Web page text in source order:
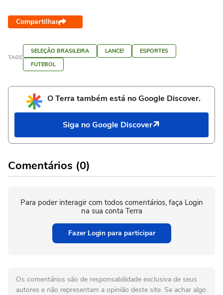
Compartilhar
TAGS
SELEÇÃO BRASILEIRA LANCE!
ESPORTES
FUTEBOL
O Terra também está no Google Discover.
Siga no Google Discover
Comentários (0)
Para poder interagir com todos comentários, faça Login
na sua conta Terra
Fazer Login para participar
Os comentários são de responsabilidade exclusiva de seus
autores e não representam a opinião deste site. Se achar algo